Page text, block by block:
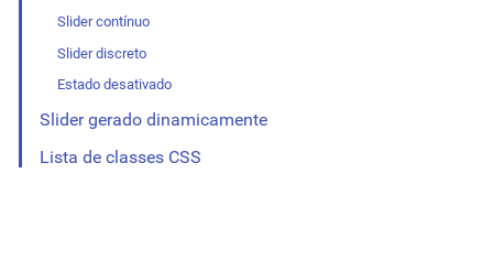
Slider contínuo
Slider discreto
Estado desativado
Slider gerado dinamicamente
Lista de classes CSS